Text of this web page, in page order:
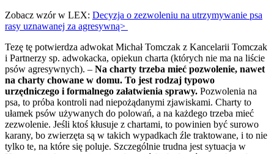
Zobacz wzór w LEX: Decyzja o zezwoleniu na utrzymywanie psa
rasy uznawanej za agresywną>
Tezę tę potwierdza adwokat Michał Tomczak z Kancelarii Tomczak
i Partnerzy sp. adwokacka, opiekun charta (których nie ma na liście
psów agresywnych). – Na charty trzeba mieć pozwolenie, nawet
na charty chowane w domu. To jest rodzaj typowo
urzędniczego i formalnego załatwienia sprawy. Pozwolenia na
psa, to próba kontroli nad niepożądanymi zjawiskami. Charty to
ułamek psów używanych do polowań, a na każdego trzeba mieć
zezwolenie. Jeśli ktoś kłusuje z chartami, to powinien być surowo
karany, bo zwierzęta są w takich wypadkach źle traktowane, i to nie
tylko te, na które się poluje. Szczególnie trudna jest sytuacja w